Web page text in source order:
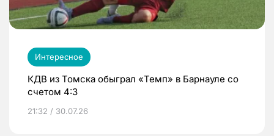
Интересное
КДВ из Томска обыграл «Темп» в Барнауле со
счетом 4:3
21:32 / 30.07.26